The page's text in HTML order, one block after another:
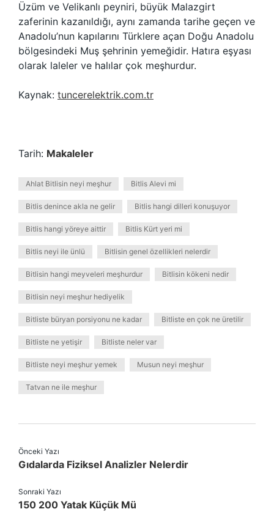
Üzüm ve Velikanlı peyniri, büyük Malazgirt
zaferinin kazanıldığı, aynı zamanda tarihe geçen ve
Anadolu’nun kapılarını Türklere açan Doğu Anadolu
bölgesindeki Muş şehrinin yemeğidir. Hatıra eşyası
olarak laleler ve halılar çok meşhurdur.
Kaynak: tuncerelektrik.com.tr
Tarih: Makaleler
Ahlat Bitlisin neyi meşhur Bitlis Alevi mi
Bitlis denince akla ne gelir Bitlis hangi dilleri konuşuyor
Bitlis hangi yöreye aittir Bitlis Kürt yeri mi
Bitlis neyi ile ünlü Bitlisin genel özellikleri nelerdir
Bitlisin hangi meyveleri meşhurdur Bitlisin kökeni nedir
Bitlisin neyi meşhur hediyelik
Bitliste büryan porsiyonu ne kadar Bitliste en çok ne üretilir
Bitliste ne yetişir Bitliste neler var
Bitliste neyi meşhur yemek Musun neyi meşhur
Tatvan ne ile meşhur
Önceki Yazı
Gıdalarda Fiziksel Analizler Nelerdir
Sonraki Yazı
150 200 Yatak Küçük Mü